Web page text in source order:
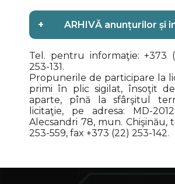
+ ARHIVĂ anunțurilor și
Tel. pentru informaţie: +373
253-131.
Propunerile de participare la
primi în plic sigilat, însoţit
aparte, pînă la sfârşitul
licitaţie, pe adresa: MD-
Alecsandri 78, mun. Chişinău,
253-559, fax +373 (22) 253-142.